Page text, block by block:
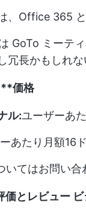
、Office 365
GoTo ミーテ
冗長かもしれ
**価格
ル:ユーザーあ
あたり月額16
いてはお問い合
価とレビュー